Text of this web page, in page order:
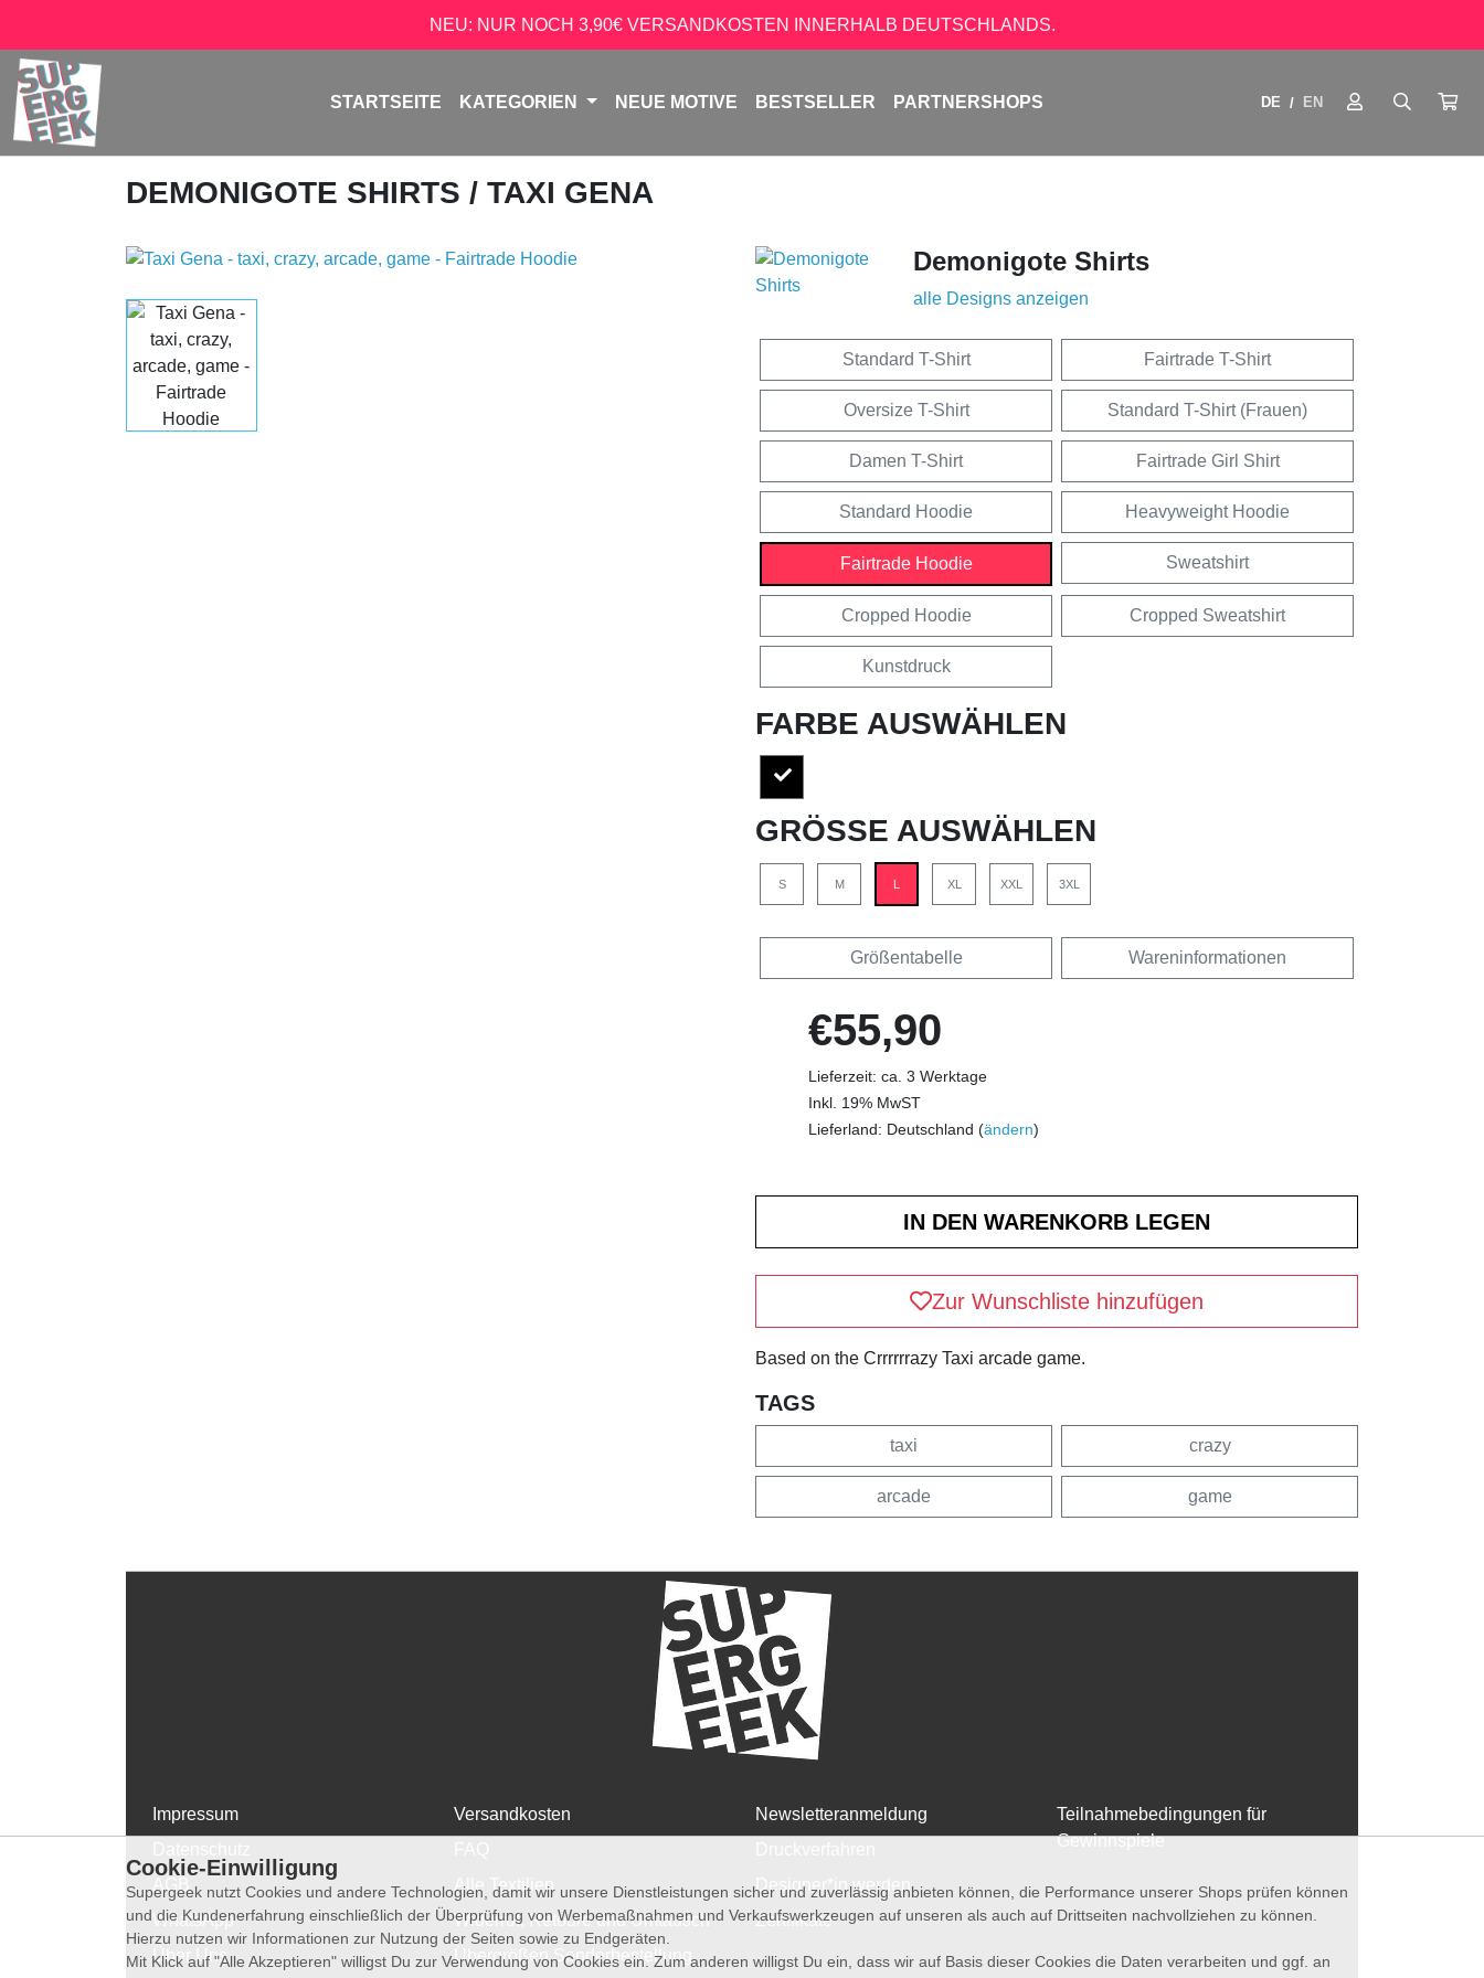
NEU: NUR NOCH 3,90€ VERSANDKOSTEN INNERHALB DEUTSCHLANDS.
STARTSEITE KATEGORIEN NEUE MOTIVE BESTSELLER PARTNERSHOPS DE / EN
DEMONIGOTE SHIRTS / TAXI GENA
Demonigote Shirts
alle Designs anzeigen
Standard T-Shirt Fairtrade T-Shirt
Oversize T-Shirt Standard T-Shirt (Frauen)
Damen T-Shirt Fairtrade Girl Shirt
Standard Hoodie Heavyweight Hoodie
Fairtrade Hoodie Sweatshirt
Cropped Hoodie Cropped Sweatshirt
Kunstdruck
FARBE AUSWÄHLEN
GRÖSSE AUSWÄHLEN
S M L XL XXL 3XL
Größentabelle Wareninformationen
€55,90
Lieferzeit: ca. 3 Werktage
Inkl. 19% MwST
Lieferland: Deutschland (ändern)
Zur Wunschliste hinzufügen
Based on the Crrrrrrazy Taxi arcade game.
TAGS
taxi crazy
arcade game
Impressum
WhatsApp
Über Uns
Versandkosten
Alle Textilien
Widerruf, Retoure und Umtausch
Übergrößen Sonderbestellung
Newsletteranmeldung
Designer*in werden
Zertifikate
Teilnahmebedingungen für
Gewinnspiele
Cookie-Einwilligung
Supergeek nutzt Cookies und andere Technologien, damit wir unsere Dienstleistungen sicher und zuverlässig anbieten können, die Performance unserer Shops prüfen können
und die Kundenerfahrung einschließlich der Überprüfung von Werbemaßnahmen und Verkaufswerkzeugen auf unseren als auch auf Drittseiten nachvollziehen zu können.
Hierzu nutzen wir Informationen zur Nutzung der Seiten sowie zu Endgeräten.
Mit Klick auf "Alle Akzeptieren" willigst Du zur Verwendung von Cookies ein. Zum anderen willigst Du ein, dass wir auf Basis dieser Cookies die Daten verarbeiten und ggf. an